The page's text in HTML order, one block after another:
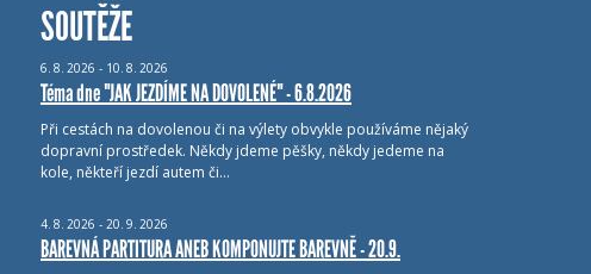
SOUTĚŽE
6. 8. 2026 - 10. 8. 2026
Téma dne "JAK JEZDÍME NA DOVOLENÉ" - 6.8.2026
Při cestách na dovolenou či na výlety obvykle používáme nějaký
dopravní prostředek. Někdy jdeme pěšky, někdy jedeme na
kole, někteří jezdí autem či…
4. 8. 2026 - 20. 9. 2026
BAREVNÁ PARTITURA ANEB KOMPONUJTE BAREVNĚ - 20.9.